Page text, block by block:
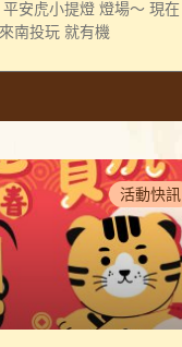
安虎小提燈 燈場～ 現在
南投玩 就有機
活動快訊